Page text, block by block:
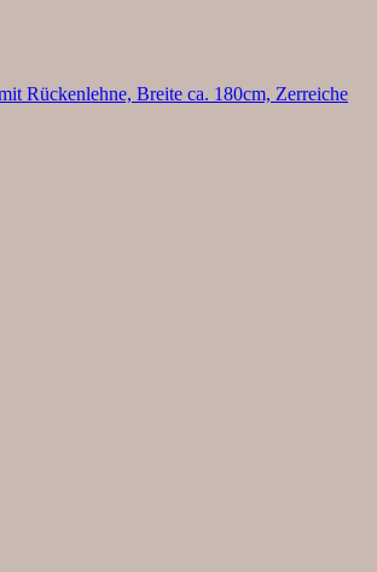
Rückenlehne, Breite ca. 180cm, Zerreiche